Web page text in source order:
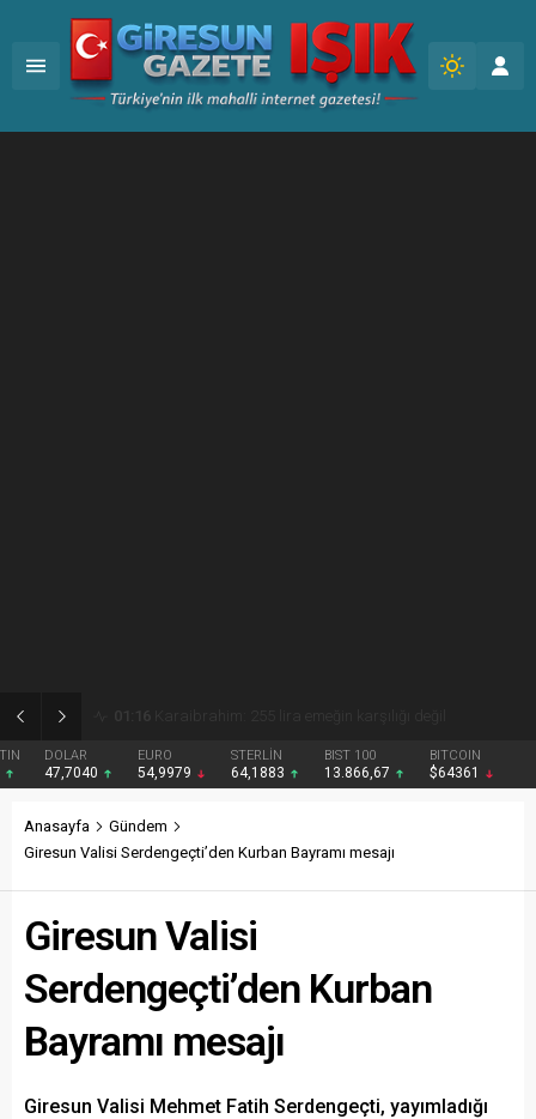
DOLAR
47,7040
EURO
54,9979
STERLİN
64,1883
BIST 100
13.866,67
BITCOIN
$64361
Anasayfa
Gündem
Giresun Valisi Serdengeçti’den Kurban Bayramı mesajı
Giresun Valisi
Serdengeçti’den Kurban
Bayramı mesajı
Giresun Valisi Mehmet Fatih Serdengeçti, yayımladığı